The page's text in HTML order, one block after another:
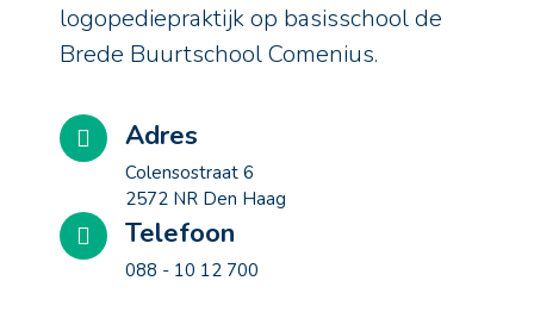
logopediepraktijk op basisschool de
Brede Buurtschool Comenius.
Adres
Colensostraat 6
2572 NR Den Haag
Telefoon
088 - 10 12 700